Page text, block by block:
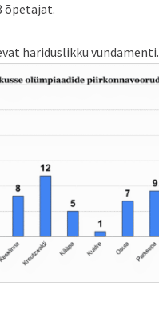
õpetajat.
hariduslikku vundamenti.